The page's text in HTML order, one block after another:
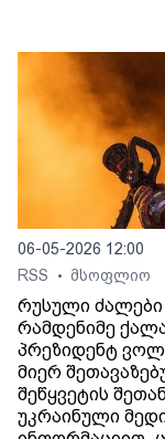
06-05-2026 12:00
RSS
• მსოფლიო
რუსული
რამდენიმე
პრეზიდენტ
მიერ
შეწყვეტის
უკრაინული